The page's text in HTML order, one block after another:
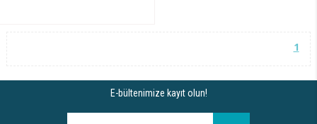
1
E-bültenimize kayıt olun!